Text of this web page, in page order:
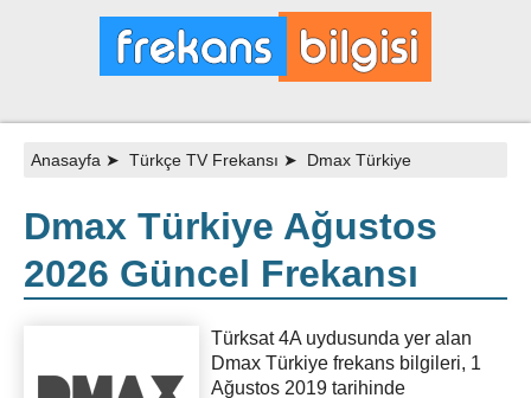
Anasayfa ➤ Türkçe TV Frekansı ➤ Dmax Türkiye
Dmax Türkiye Ağustos
2026 Güncel Frekansı
Türksat 4A uydusunda yer alan
Dmax Türkiye frekans bilgileri, 1
Ağustos 2019 tarihinde